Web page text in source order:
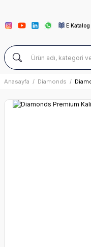
E Katalog
Anasayfa Diamonds